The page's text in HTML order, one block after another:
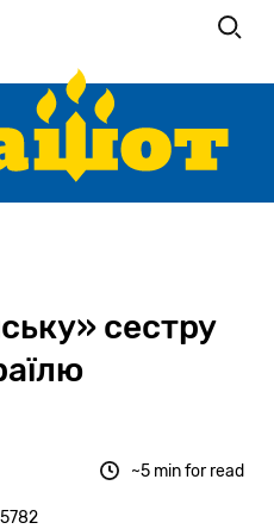
сестру
~5 min for read